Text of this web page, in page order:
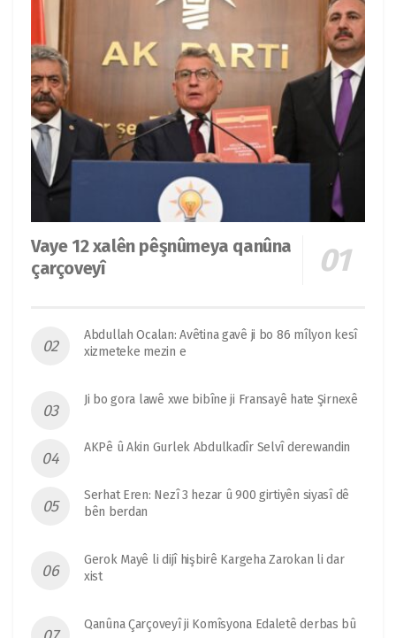
Vaye 12 xalên pêşnûmeya qanûna
çarçoveyî
Abdullah Ocalan: Avêtina gavê ji bo 86 mîlyon kesî
xizmeteke mezin e
Ji bo gora lawê xwe bibîne ji Fransayê hate Şirnexê
AKPê û Akin Gurlek Abdulkadîr Selvî derewandin
Serhat Eren: Nezî 3 hezar û 900 girtiyên siyasî dê
bên berdan
Gerok Mayê li dijî hişbirê Kargeha Zarokan li dar
xist
Qanûna Çarçoveyî ji Komîsyona Edaletê derbas bû